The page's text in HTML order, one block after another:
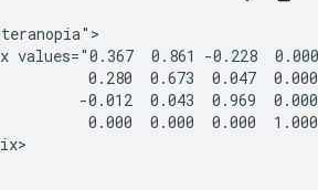
values="0.367  0.861 -0.228
0.280  0.673  0.047
-0.012  0.043  0.969
0.000  0.000  0.000